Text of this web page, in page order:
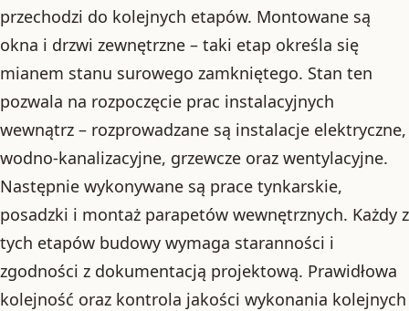
przechodzi do kolejnych etapów. Montowane są
okna i drzwi zewnętrzne – taki etap określa się
mianem stanu surowego zamkniętego. Stan ten
pozwala na rozpoczęcie prac instalacyjnych
wewnątrz – rozprowadzane są instalacje elektryczne,
wodno-kanalizacyjne, grzewcze oraz wentylacyjne.
Następnie wykonywane są prace tynkarskie,
posadzki i montaż parapetów wewnętrznych. Każdy z
tych etapów budowy wymaga staranności i
zgodności z dokumentacją projektową. Prawidłowa
kolejność oraz kontrola jakości wykonania kolejnych